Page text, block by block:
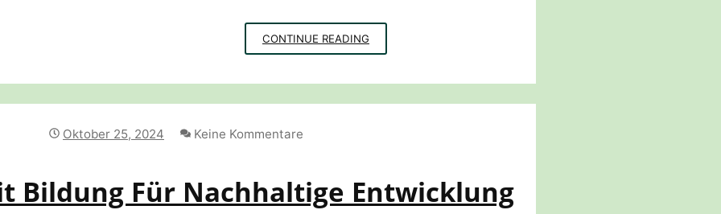
CONTINUE READING
MIT
FÖRDERN
Oktober 25, 2024 Keine Kommentare
Bildung Für Nachhaltige Entwicklung